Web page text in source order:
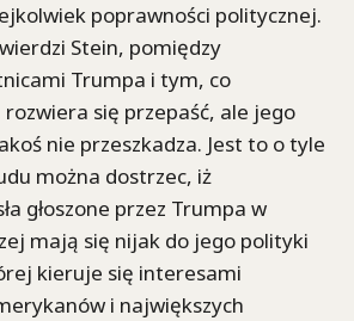
poprawności politycznej.
Stein, pomiędzy
Trumpa i tym, co
się przepaść, ale jego
nie przeszkadza. Jest to o tyle
można dostrzec, iż
głoszone przez Trumpa w
mają się nijak do jego polityki
kieruje się interesami
i największych